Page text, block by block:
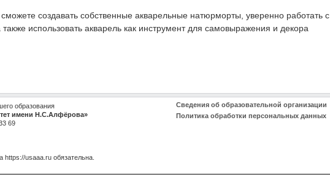
создавать собственные акварельные натюрморты, уверенно работать с
использовать акварель как инструмент для самовыражения и декора
образования
имени Н.С.Алфёрова»
69
https://usaaa.ru обязательна.
Сведения об образовательной организации
Политика обработки персональных данных